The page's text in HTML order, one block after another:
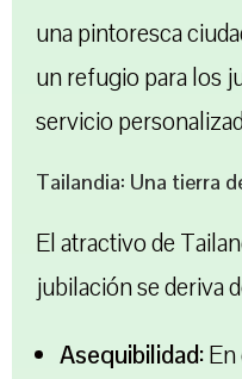
una pintoresca
un refugio para los
servicio
Tailandia: Una tierra
El atractivo de
jubilación se deriva
Asequibilidad: